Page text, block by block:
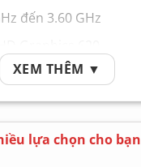
đến 3.60 GHz
máy
XEM THÊM ▼
lựa chọn cho bạn